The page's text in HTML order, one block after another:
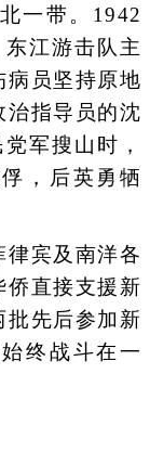
一带。1942
江游击队主
病员坚持原地
治指导员的沈
军搜山时，
，后英勇牺
宾及南洋各
侨直接支援新
批先后参加新
终战斗在一